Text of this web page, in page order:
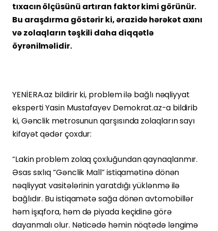
tıxacın ölçüsünü artıran faktor kimi görünür.
Bu araşdırma göstərir ki, ərazidə hərəkət axını
və zolaqların təşkili daha diqqətlə
öyrənilməlidir.
YENİERA.az bildirir ki, problem ilə bağlı nəqliyyat
eksperti Yasin Mustafayev Demokrat.az-a bildirib
ki, Gənclik metrosunun qarşısında zolaqların sayı
kifayət qədər çoxdur:
“Lakin problem zolaq çoxluğundan qaynaqlanmır.
Əsas sıxlıq “Gənclik Mall” istiqamətinə dönən
nəqliyyat vasitələrinin yaratdığı yüklənmə ilə
bağlıdır. Bu istiqamətə sağa dönən avtomobillər
həm işıqfora, həm də piyada keçidinə görə
dayanmalı olur. Nəticədə həmin nöqtədə ləngimə